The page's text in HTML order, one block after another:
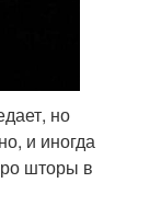
но
и иногда
шторы в